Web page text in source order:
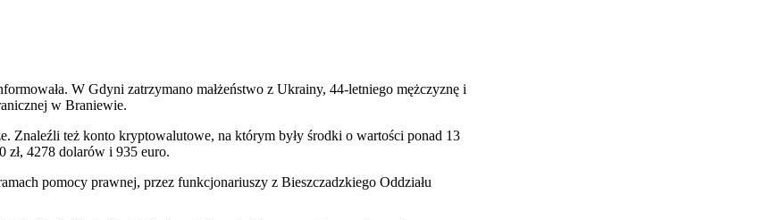
W Gdyni zatrzymano małżeństwo z Ukrainy, 44-letniego mężczyznę i
w Braniewie.
Znaleźli też konto kryptowalutowe, na którym były środki o wartości ponad 13
zł, 4278 dolarów i 935 euro.
pomocy prawnej, przez funkcjonariuszy z Bieszczadzkiego Oddziału